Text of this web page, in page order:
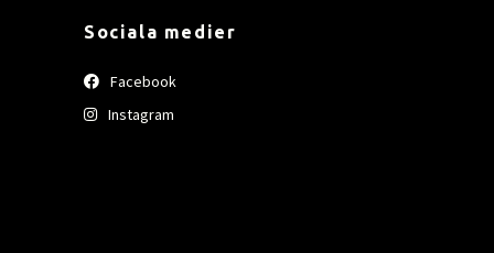
Sociala medier
Facebook
Instagram